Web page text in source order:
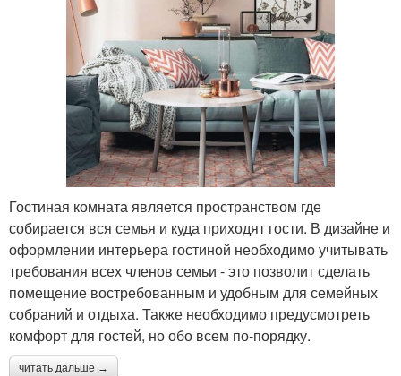
Гостиная комната является пространством где
собирается вся семья и куда приходят гости. В дизайне и
оформлении интерьера гостиной необходимо учитывать
требования всех членов семьи - это позволит сделать
помещение востребованным и удобным для семейных
собраний и отдыха. Также необходимо предусмотреть
комфорт для гостей, но обо всем по-порядку.
читать дальше →